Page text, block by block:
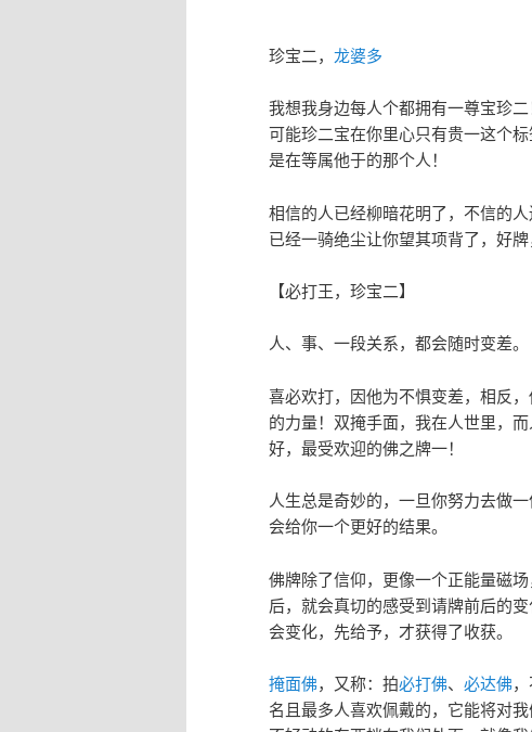
珍宝二， 龙婆多
我想我身边每人个都拥有一尊宝珍
可能珍二宝在你里心只有贵一这个
是在等属他于的那个人！
相信的人已经柳暗花明了，不信的
已经一骑绝尘让你望其项背了，好
【必打王，珍宝二】
人、事、一段关系，都会随时变差。
喜必欢打，因他为不惧变差，相反
的力量！双掩手面，我在人世里，
好，最受欢迎的佛之牌一！
人生总是奇妙的，一旦你努力去做
会给你一个更好的结果。
佛牌除了信仰，更像一个正能量磁
后，就会真切的感受到请牌前后的
会变化，先给予，才获得了收获。
掩面佛，又称：拍必打佛、 必达佛
名且最多人喜欢佩戴的，它能将对